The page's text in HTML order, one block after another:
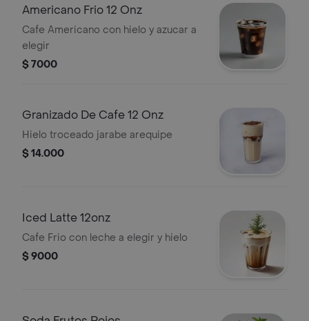
Americano Frio 12 Onz
Cafe Americano con hielo y azucar a
elegir
$ 7000
Granizado De Cafe 12 Onz
Hielo troceado jarabe arequipe
$ 14.000
Iced Latte 12onz
Cafe Frio con leche a elegir y hielo
$ 9000